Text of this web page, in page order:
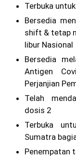
Terbuka
Bersedia
shift & tetap
libur Nasional
Bersedia
Antigen
Perjanjian
Telah
dosis 2
Terbuka
Sumatra
Penempatan